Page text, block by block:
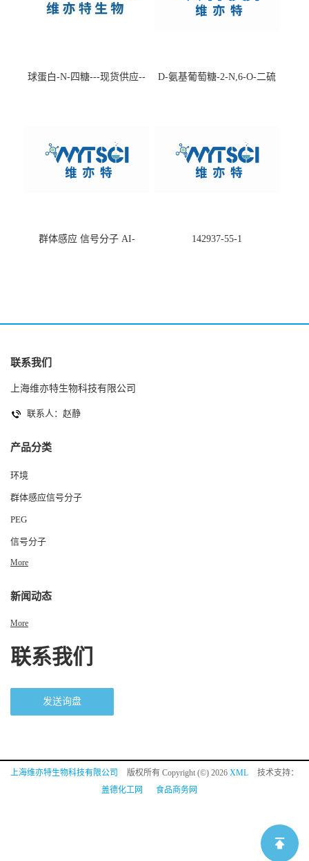
球蛋白-N-四糖---现货供应--
D-氨基葡萄糖-2-N,6-O-二硫
群体感应 信号分子 AI-
142937-55-1
联系我们
上海维亦特生物科技有限公司
联系人：赵静
产品分类
环境
群体感应信号分子
PEG
信号分子
More
新闻动态
More
联系我们
发送询盘
上海维亦特生物科技有限公司 版权所有 Copyright (©) 2026 XML
技术支持：
盖德化工网
食品商务网